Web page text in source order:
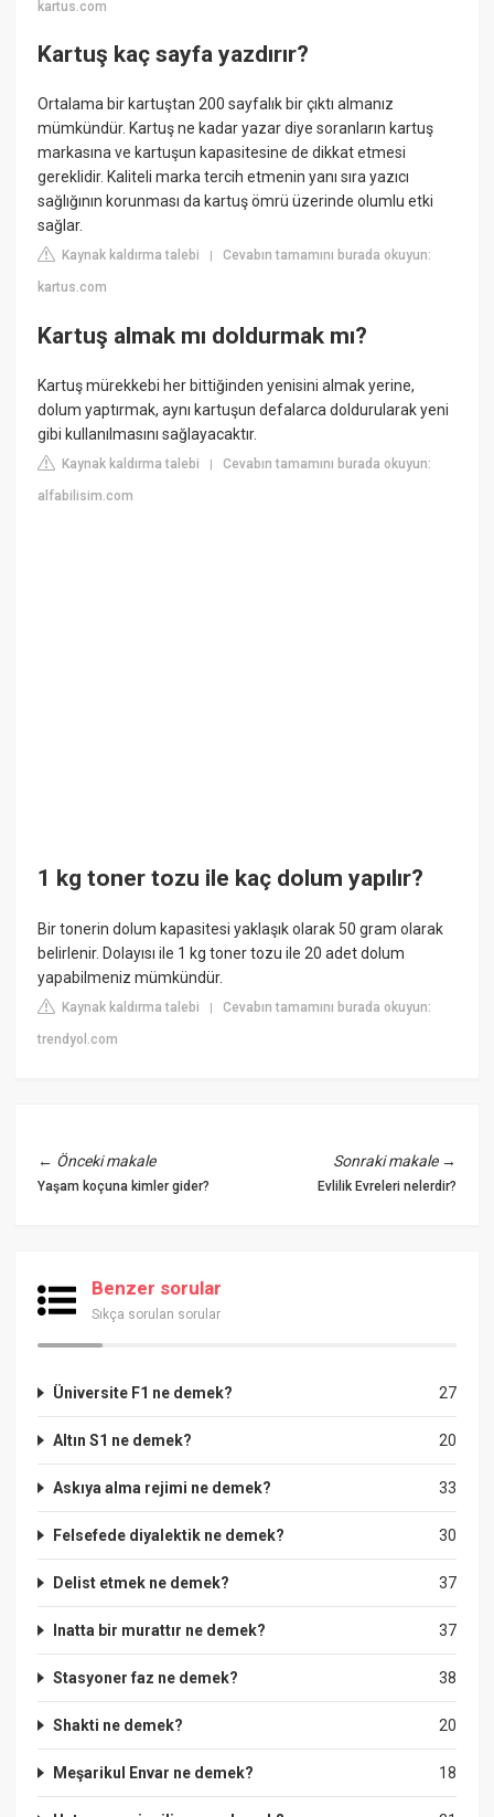
kartus.com
Kartuş kaç sayfa yazdırır?
Ortalama bir kartuştan 200 sayfalık bir çıktı almanız
mümkündür. Kartuş ne kadar yazar diye soranların kartuş
markasına ve kartuşun kapasitesine de dikkat etmesi
gereklidir. Kaliteli marka tercih etmenin yanı sıra yazıcı
sağlığının korunması da kartuş ömrü üzerinde olumlu etki
sağlar.
Kaynak kaldırma talebi |Cevabın tamamını burada okuyun:
kartus.com
Kartuş almak mı doldurmak mı?
Kartuş mürekkebi her bittiğinden yenisini almak yerine,
dolum yaptırmak, aynı kartuşun defalarca doldurularak yeni
gibi kullanılmasını sağlayacaktır.
Kaynak kaldırma talebi |Cevabın tamamını burada okuyun:
alfabilisim.com
1 kg toner tozu ile kaç dolum yapılır?
Bir tonerin dolum kapasitesi yaklaşık olarak 50 gram olarak
belirlenir. Dolayısı ile 1 kg toner tozu ile 20 adet dolum
yapabilmeniz mümkündür.
Kaynak kaldırma talebi |Cevabın tamamını burada okuyun:
trendyol.com
← Önceki makale
Yaşam koçuna kimler gider?
Sonraki makale→
Evlilik Evreleri nelerdir?
Benzer sorular
Sıkça sorulan sorular
27
Üniversite F1 ne demek?
20
Altın S1 ne demek?
33
Askıya alma rejimi ne demek?
30
Felsefede diyalektik ne demek?
37
Delist etmek ne demek?
37
Inatta bir murattır ne demek?
38
Stasyoner faz ne demek?
20
Shakti ne demek?
18
Meşarikul Envar ne demek?